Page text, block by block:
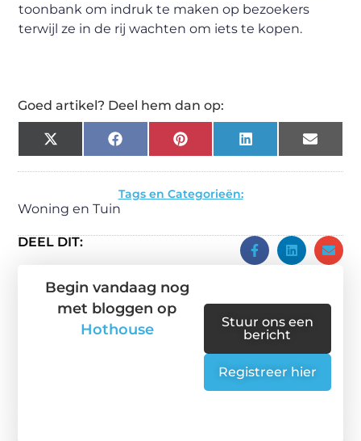
toonbank om indruk te maken op bezoekers
terwijl ze in de rij wachten om iets te kopen.
Goed artikel? Deel hem dan op:
X
(Twitter)
FacebookPinterestLinkedIn Email
Tags en Categorieën:
Woning en Tuin
DEEL DIT:
Begin vandaag nog
met bloggen op
Hothouse
Stuur ons een
bericht
Registreer hier